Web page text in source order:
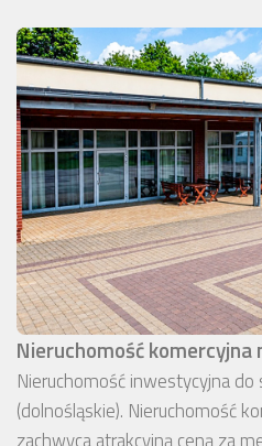
Nieruchomość komercyjna
Nieruchomość inwestycyjna
(dolnośląskie). Nieruchomość
zachwyca atrakcyjną ceną za